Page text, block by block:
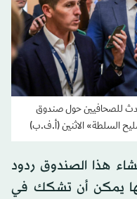
للصحافيين حول صندوق
السلطة» الاثنين (أ.ف.ب)
هذا الصندوق ردود
يمكن أن تشكك في